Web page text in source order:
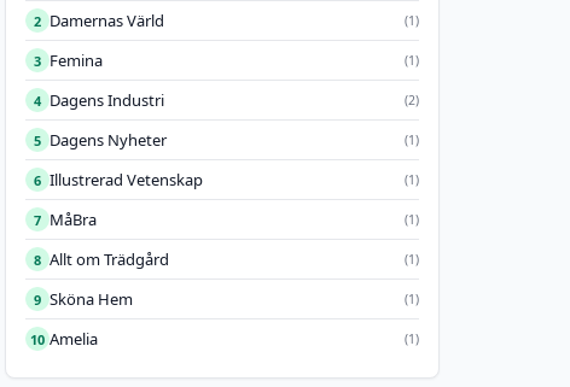
2 Damernas Värld (1)
3 Femina (1)
4 Dagens Industri (2)
5 Dagens Nyheter (1)
6 Illustrerad Vetenskap (1)
7 MåBra (1)
8 Allt om Trädgård (1)
9 Sköna Hem (1)
10 Amelia (1)